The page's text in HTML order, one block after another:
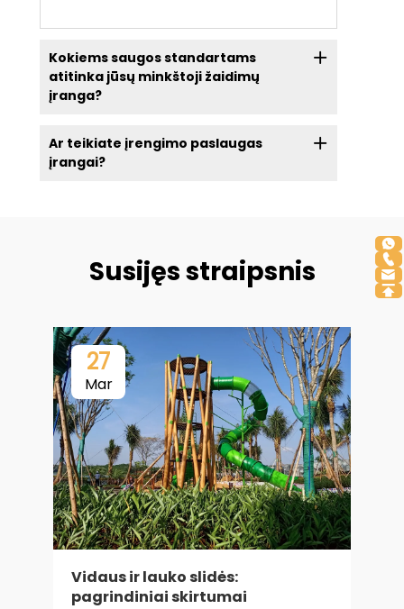
Kokiems saugos standartams
atitinka jūsų minkštoji žaidimų
įranga?
Ar teikiate įrengimo paslaugas
įrangai?
Susijęs straipsnis
27
Mar
Vidaus ir lauko slidės:
pagrindiniai skirtumai